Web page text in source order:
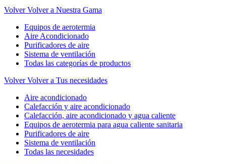
Volver Volver a Nuestra Gama
Equipos de aerotermia
Aire Acondicionado
Purificadores de aire
Sistema de ventilación
Todas las categorías de productos
Volver Volver a Tus necesidades
Aire acondicionado
Calefacción y aire acondicionado
Calefacción, aire acondicionado y agua caliente
Equipos de aerotermia para agua caliente sanitaria
Purificadores de aire
Sistema de ventilación
Todas las necesidades